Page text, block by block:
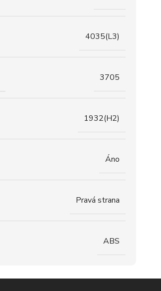
4035(L3)
3705
1932(H2)
Áno
Pravá strana
ABS